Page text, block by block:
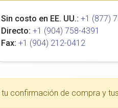
Sin costo en EE. UU.: +1 (877)
Directo: +1 (904) 758-4391
Fax: +1 (904) 212-0412
confirmación de compra y